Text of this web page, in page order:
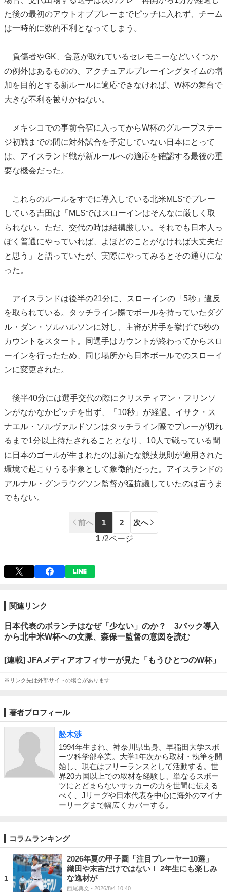
た後の最初のアウトオブプレーまでピッチに入れず、チーム
は一時的に数的不利となってしまう。
負傷者やGK、合意が取れているセレモニーなどいくつか
の例外はあるものの、アクチュアルプレーイングタイムの増
加を目的とする新ルールに適応できなければ、W杯の舞台で
大きな不利を被りかねない。
メキシコでの事前合宿に入ってからW杯のグループステー
ジ初戦までの間に対外試合を予定していない日本にとって
は、アイスランド戦が新ルールへの適応を確認する最後の重
要な機会だった。
これらのルールをすでに導入している北米MLSでプレー
している吉田は「MLSではスローインはそんなに厳しく取
られない。ただ、交代の時は結構厳しい。それでも日本人っ
ぽく普通にやっていれば、よほどのことがなければ大丈夫だ
と思う」と語っていたが、実際にやってみるとその通りにな
った。
アイスランドは後半の21分に、スローインの「5秒」違反
を取られている。タッチライン際でボールを持っていたダグ
ル・ダン・ソルハルソンに対し、主審が片手を挙げて5秒の
カウントをスタート。同選手はカウントが終わってからスロ
ーインを行ったため、同じ場所から日本ボールでのスローイ
ンに変更された。
後半40分には選手交代の際にクリスティアン・フリンソ
ンがなかなかピッチを出ず、「10秒」が経過。イサク・ス
ナエル・ソルヴァルドソンはタッチライン際でプレーが切れ
るまで1分以上待たされることとなり、10人で戦っている間
に日本のゴールが生まれたのは新たな競技規則が適用された
環境で起こりうる事象として象徴的だった。アイスランドの
アルナル・グンラウグソン監督が猛抗議していたのは言うま
でもない。
前へ 1 2
次へ
1 /2ページ
関連リンク
日本代表のボランチはなぜ「少ない」のか？ 3バック導入
から北中米W杯への文脈、森保一監督の意図を読む
[連載] JFAメディアオフィサーが見た「もうひとつのW杯」
※リンク先は外部サイトの場合があります
著者プロフィール
舩木渉
1994年生まれ、神奈川県出身。早稲田大学スポ
ーツ科学部卒業。大学1年次から取材・執筆を開
始し、現在はフリーランスとして活動する。世
界20カ国以上での取材を経験し、単なるスポー
ツにとどまらないサッカーの力を世間に伝える
べく、Jリーグや日本代表を中心に海外のマイナ
ーリーグまで幅広くカバーする。
コラムランキング
1
2026年夏の甲子園「注目プレーヤー10選」
織田や末吉だけではない！ 2年生にも楽しみ
な逸材が
西尾典文 - 2026/8/4 10:40